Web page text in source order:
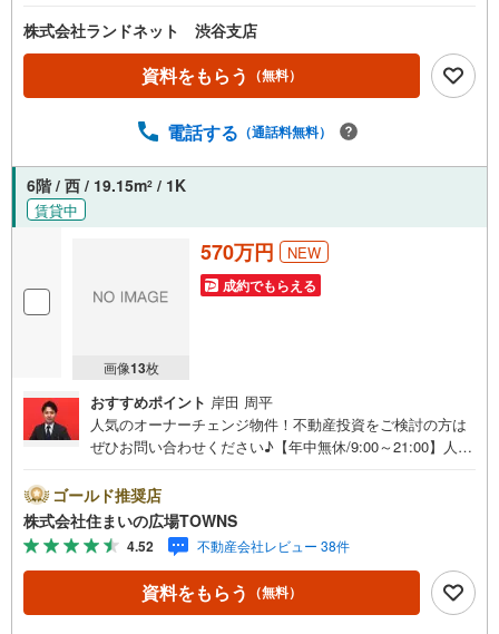
株式会社ランドネット 渋谷支店
資料をもらう （無料）
電話する （通話料無料）
6階 / 西 / 19.15m2 / 1K
賃貸中
画像13枚
570万円 NEW
成約でもらえる
おすすめポイント 岸田 周平
人気のオーナーチェンジ物件！不動産投資をご検討の方は
ぜひお問い合わせください♪【年中無休/9:00～21:00】人気
下さい。「室内・現地を見学する」ボタンよりご予約頂く
とご見学がスムーズです。■その他、各種ご相談も承ってお
ります。○住宅ローンのご相談○ライフプランのシミュレー
ション■住まいの広場TOWNSからお客様へ経験豊富なスタ
ッフが親身になってお客様に合った物件をご紹介させて頂
きます！ /他社様掲載物件も併せてご紹介可能ですのでお気
ゴールド推奨店
株式会社住まいの広場TOWNS
4.52 不動産会社レビュー 38件
資料をもらう （無料）